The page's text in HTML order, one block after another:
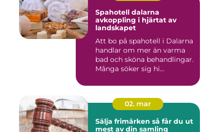
Spahotell dalarna
avkoppling i hjärtat av
landskapet
Att bo på spahotell i Dalarna
handlar om mer än varma
bad och sköna behandlingar.
Många söker sig hi...
02. mar
Sälja frimärken så får du ut
mest av din samling